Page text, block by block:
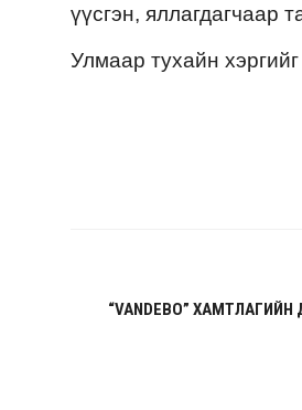
үүсгэн, яллагдагчаар
Улмаар тухайн
“VANDEBO”